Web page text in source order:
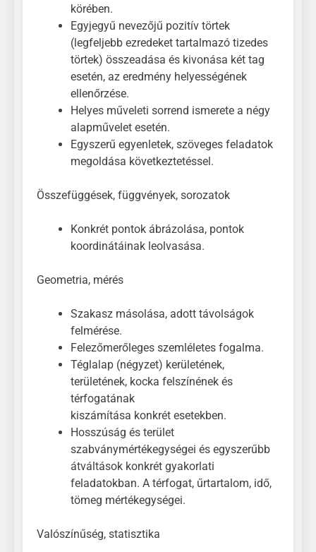
körében.
Egyjegyű nevezőjű pozitív törtek
(legfeljebb ezredeket tartalmazó tizedes
törtek) összeadása és kivonása két tag
esetén, az eredmény helyességének
ellenőrzése.
Helyes műveleti sorrend ismerete a négy
alapművelet esetén.
Egyszerű egyenletek, szöveges feladatok
megoldása következtetéssel.
Összefüggések, függvények, sorozatok
Konkrét pontok ábrázolása, pontok
koordinátáinak leolvasása.
Geometria, mérés
Szakasz másolása, adott távolságok
felmérése.
Felezőmerőleges szemléletes fogalma.
Téglalap (négyzet) kerületének,
területének, kocka felszínének és
térfogatának
kiszámítása konkrét esetekben.
Hosszúság és terület
szabványmértékegységei és egyszerűbb
átváltások konkrét gyakorlati
feladatokban. A térfogat, űrtartalom, idő,
tömeg mértékegységei.
Valószínűség, statisztika